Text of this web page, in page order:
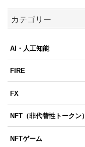
カテゴリー
AI・人工知能
FIRE
FX
NFT（非代替性トークン）
NFTゲーム